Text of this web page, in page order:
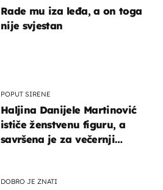
Rade mu iza leđa, a on toga
nije svjestan
POPUT SIRENE
Haljina Danijele Martinović
ističe ženstvenu figuru, a
savršena je za večernji
DOBRO JE ZNATI